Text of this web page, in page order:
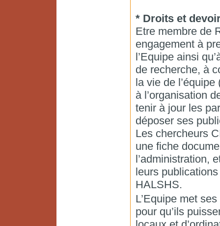
* Droits et
Etre membre de
engagement à
l’Equipe ainsi
de recherche, à
la vie de
à l’organisation
tenir à jour les
déposer ses
Les chercheurs
une fiche
l’administration,
leurs
HALSHS.
L’Equipe met
pour qu’ils